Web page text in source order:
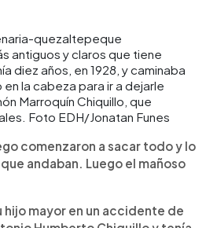
antiguos y claros que tiene
diez años, en 1928, y caminaba
la cabeza para ir a dejarle
Marroquín Chiquillo, que
Foto EDH/Jonatan Funes
comenzaron a sacar todo y lo
andaban. Luego el mañoso
hijo mayor en un accidente de